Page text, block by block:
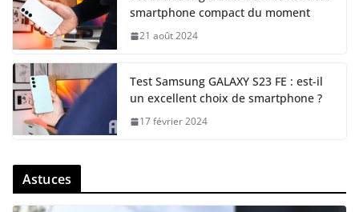
smartphone compact du moment
21 août 2024
Test Samsung GALAXY S23 FE : est-il
un excellent choix de smartphone ?
17 février 2024
Astuces